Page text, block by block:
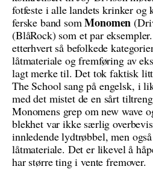
fotfeste i alle landets krinker og
ferske band somMonomen
(BlåRock) som et par
etterhvert så befolkede
låtmateriale og fremføring av
lagt merke til. Det tok faktisk
The School sang på engelsk, i
med det mistet de en sårt
Monomens grep om new wave
blekhet var ikke særlig
innledende lydtrøbbel, men
låtmateriale. Det er likevel å
har større ting i vente fremover.